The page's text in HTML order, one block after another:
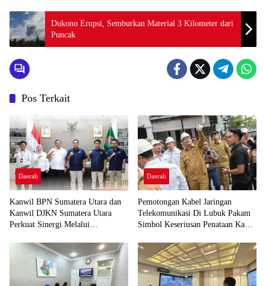
Dukono Erupsi, Semburkan Material 3 Kilometer dari
Puncak
Pos Terkait
Daerah
Kanwil BPN Sumatera Utara dan
Kanwil DJKN Sumatera Utara
Perkuat Sinergi Melalui
Daerah
Pemotongan Kabel Jaringan
Telekomunikasi Di Lubuk Pakam
Simbol Keseriusan Penataan Kabel